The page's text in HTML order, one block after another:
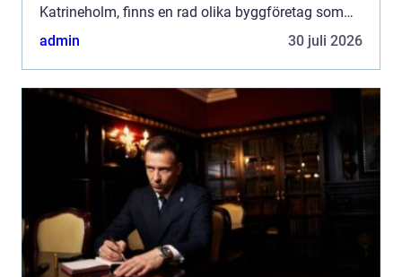
Katrineholm, finns en rad olika byggföretag som
erbjuder sina tjänste...
admin 30 juli 2026